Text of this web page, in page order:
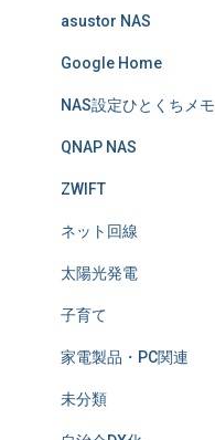
asustor NAS
Google Home
NAS設定ひとくちメモ
QNAP NAS
ZWIFT
ネット回線
太陽光発電
子育て
家電製品・PC関連
未分類